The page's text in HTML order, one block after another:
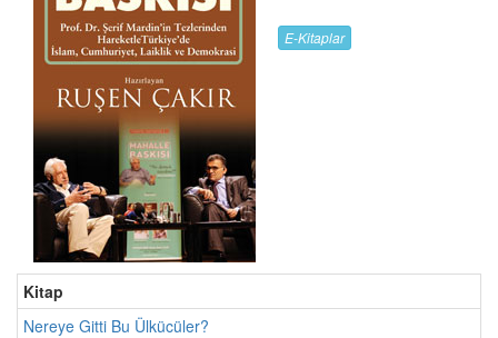
E-Kitaplar
Kitap
Nereye Gitti Bu Ülkücüler?